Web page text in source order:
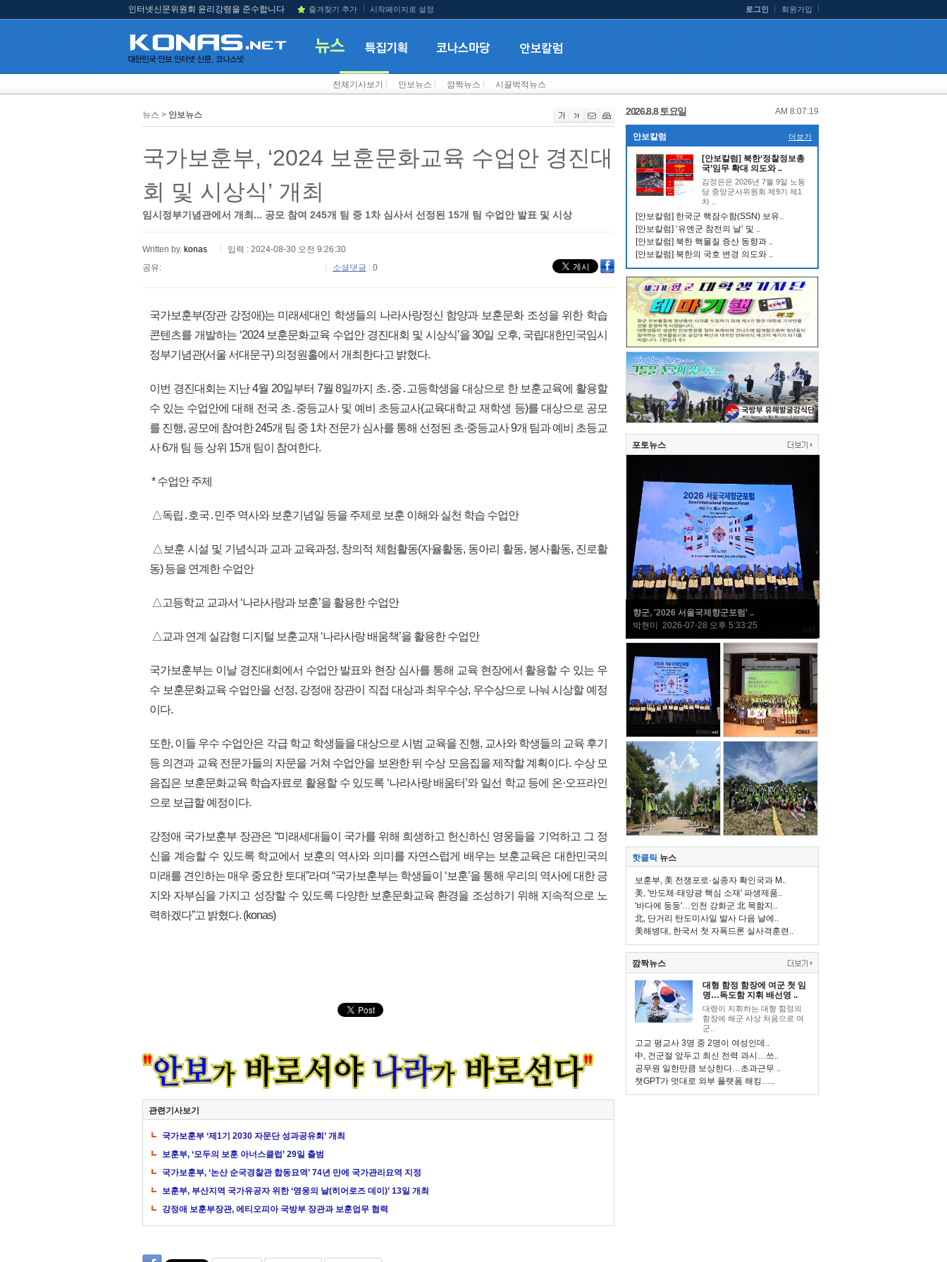
인터넷신문위원회 윤리강령을 준수합니다 즐겨찾기 추가 시작페이지로 설정 로그인 회원가입
전체기사보기 안보뉴스 깜짝뉴스 시끌벅적뉴스
뉴스 > 안보뉴스
국가보훈부, ‘2024 보훈문화교육 수업안 경진대
회 및 시상식’ 개최
임시정부기념관에서 개최... 공모 참여 245개 팀 중 1차 심사서 선정된 15개 팀 수업안 발표 및 시상
Written by. konas
입력 : 2024-08-30 오전 9:26:30
공유:
소셜댓글 : 0
국가보훈부(장관 강정애)는 미래세대인 학생들의 나라사랑정신 함양과 보훈문화 조성을 위한 학습
콘텐츠를 개발하는 ‘2024 보훈문화교육 수업안 경진대회 및 시상식’을 30일 오후, 국립대한민국임시
정부기념관(서울 서대문구) 의정원홀에서 개최한다고 밝혔다.
이번 경진대회는 지난 4월 20일부터 7월 8일까지 초․중․고등학생을 대상으로 한 보훈교육에 활용할
수 있는 수업안에 대해 전국 초․중등교사 및 예비 초등교사(교육대학교 재학생 등)를 대상으로 공모
를 진행, 공모에 참여한 245개 팀 중 1차 전문가 심사를 통해 선정된 초·중등교사 9개 팀과 예비 초등교
사 6개 팀 등 상위 15개 팀이 참여한다.
* 수업안 주제
△독립․호국․민주 역사와 보훈기념일 등을 주제로 보훈 이해와 실천 학습 수업안
△보훈 시설 및 기념식과 교과 교육과정, 창의적 체험활동(자율활동, 동아리 활동, 봉사활동, 진로활
동) 등을 연계한 수업안
△고등학교 교과서 ‘나라사랑과 보훈’을 활용한 수업안
△교과 연계 실감형 디지털 보훈교재 ‘나라사랑 배움책’을 활용한 수업안
국가보훈부는 이날 경진대회에서 수업안 발표와 현장 심사를 통해 교육 현장에서 활용할 수 있는 우
수 보훈문화교육 수업안을 선정, 강정애 장관이 직접 대상과 최우수상, 우수상으로 나눠 시상할 예정
이다.
또한, 이들 우수 수업안은 각급 학교 학생들을 대상으로 시범 교육을 진행, 교사와 학생들의 교육 후기
등 의견과 교육 전문가들의 자문을 거쳐 수업안을 보완한 뒤 수상 모음집을 제작할 계획이다. 수상 모
음집은 보훈문화교육 학습자료로 활용할 수 있도록 ‘나라사랑 배움터’와 일선 학교 등에 온·오프라인
으로 보급할 예정이다.
강정애 국가보훈부 장관은 “미래세대들이 국가를 위해 희생하고 헌신하신 영웅들을 기억하고 그 정
신을 계승할 수 있도록 학교에서 보훈의 역사와 의미를 자연스럽게 배우는 보훈교육은 대한민국의
미래를 견인하는 매우 중요한 토대”라며 “국가보훈부는 학생들이 ‘보훈’을 통해 우리의 역사에 대한 긍
지와 자부심을 가지고 성장할 수 있도록 다양한 보훈문화교육 환경을 조성하기 위해 지속적으로 노
력하겠다”고 밝혔다. (konas)
관련기사보기
국가보훈부 ‘제1기 2030 자문단 성과공유회’ 개최
보훈부, ‘모두의 보훈 아너스클럽’ 29일 출범
국가보훈부, ‘논산 순국경찰관 합동묘역’ 74년 만에 국가관리묘역 지정
보훈부, 부산지역 국가유공자 위한 ‘영웅의 날(히어로즈 데이)’ 13일 개최
강정애 보훈부장관, 에티오피아 국방부 장관과 보훈업무 협력
2026.8.8 토요일 AM 8:07:20
안보칼럼 더보기
[안보칼럼] 북한‘정찰정보총
국’임무 확대 의도와 ..
김정은은 2026년 7월 9일 노동
당 중앙군사위원회 제9기 제1
차 ..
[안보칼럼] 한국군 핵잠수함(SSN) 보유..
[안보칼럼] ‘유엔군 참전의 날’ 및 ..
[안보칼럼] 북한 핵물질 증산 동향과 ..
[안보칼럼] 북한의 국호 변경 의도와 ..
포토뉴스
향군, '2026 서울국제향군포럼' ..
박현미 2026-07-28 오후 5:33:25
핫클릭 뉴스
보훈부, 美 전쟁포로·실종자 확인국과 M..
美, '반도체·태양광 핵심 소재' 파생제품..
'바다에 둥둥'…인천 강화군 北 목함지..
北, 단거리 탄도미사일 발사 다음 날에..
美해병대, 한국서 첫 자폭드론 실사격훈련..
깜짝뉴스
대형 함정 함장에 여군 첫 임
명…독도함 지휘 배선영 ..
대령이 지휘하는 대형 함정의
함장에 해군 사상 처음으로 여
군..
고교 평교사 3명 중 2명이 여성인데..
中, 건군절 앞두고 최신 전력 과시…쓰..
공무원 일한만큼 보상한다…초과근무 ..
챗GPT가 멋대로 외부 플랫폼 해킹…..